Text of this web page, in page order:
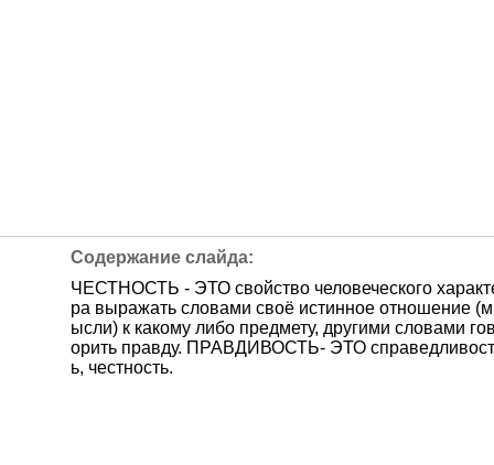
ЧЕСТНОСТЬ - ЭТО свойство человеческого
ра выражать словами своё истинное отношение (м
ысли) к какому либо предмету, другими словами гов
орить правду. ПРАВДИВОСТЬ- ЭТО справедливост
ь, честность.